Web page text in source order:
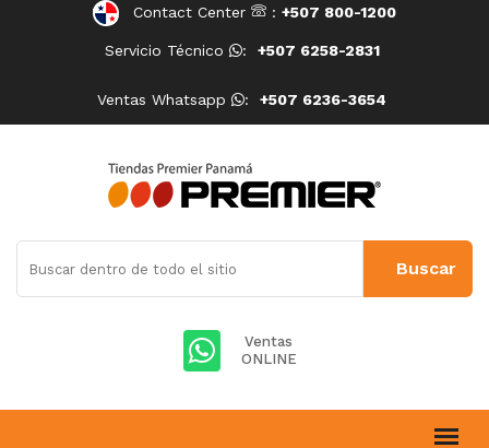
Contact Center : +507 800-1200
Servicio Técnico : +507 6258-2831
Ventas Whatsapp : +507 6236-3654
Ventas
ONLINE